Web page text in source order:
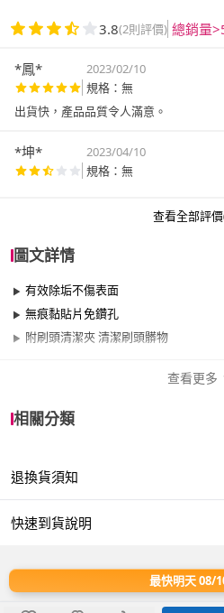
3.8(2則評價) 總銷量
*鳳* 2023/02/10
規格：無
出貨快，產品品質令人滿意。
*坤*
2023/04/10
規格：無
查看全部評
圖文詳情
有效除垢不傷表面
無痕黏貼片免鑽孔
附刷頭清潔夾 清潔刷頭髒物
商品名稱：【巧巧】壁掛式圓型廁
商品型號：B7577
商品尺寸：11.5x49.5x11cm
＊產品顏色可能會因網頁呈現與拍
考，商品依實際供貨樣式為準。
查看更多
相關分類
退換貨須知
快速到貨說明
最快明天 08/